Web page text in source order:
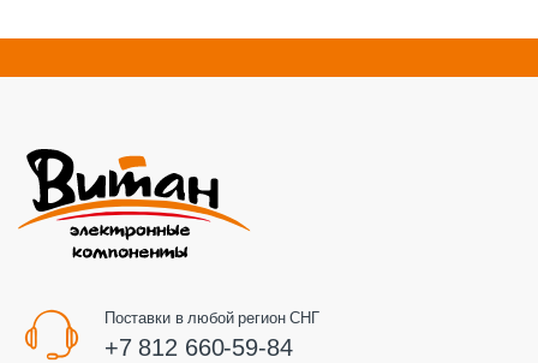
Поставки в любой регион СНГ
+7 812 660-59-84